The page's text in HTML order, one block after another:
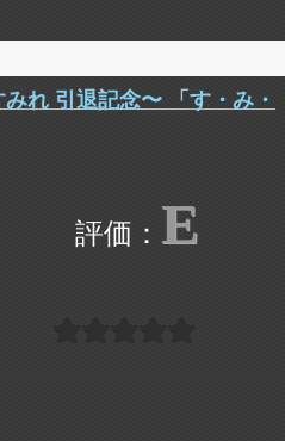
れ 引退記念〜 「す・み・
E